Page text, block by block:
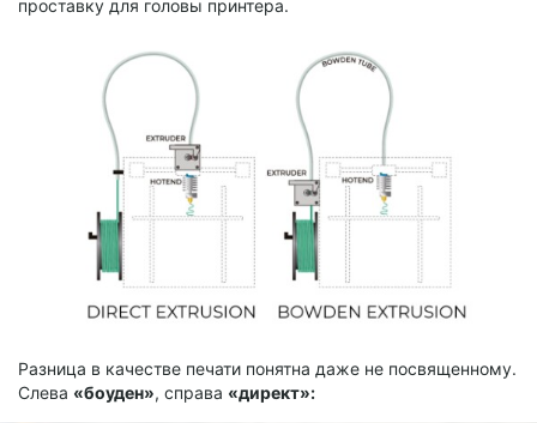
проставку для головы принтера.
Разница в качестве печати понятна даже не посвященному.
Слева «боуден», справа «директ»: